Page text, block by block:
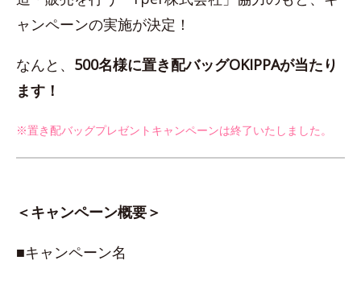
ャンペーンの実施が決定！
なんと、 500名様に置き配バッグOKIPPAが当たり
ます！
※置き配バッグプレゼントキャンペーンは終了いたしました。
＜キャンペーン概要＞
■キャンペーン名